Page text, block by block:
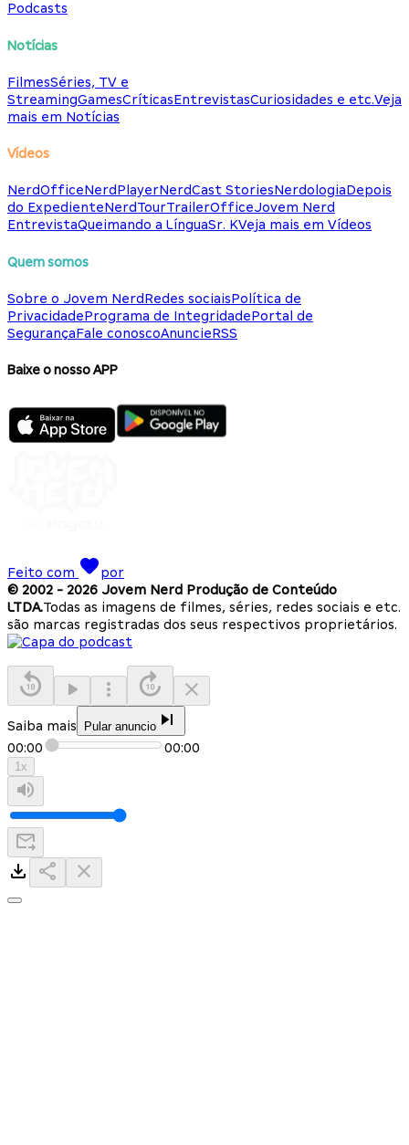
Podcasts
Notícias
FilmesSéries, TV e
StreamingGamesCríticasEntrevistasCuriosidades e etc.Veja
mais em Notícias
Vídeos
NerdOfficeNerdPlayerNerdCast StoriesNerdologiaDepois
do ExpedienteNerdTourTrailerOfficeJovem Nerd
EntrevistaQueimando a LínguaSr. KVeja mais em Vídeos
Quem somos
Sobre o Jovem NerdRedes sociaisPolítica de
PrivacidadePrograma de IntegridadePortal de
SegurançaFale conoscoAnuncieRSS
Baixe o nosso APP
Feito com
por
© 2002 - 2026 Jovem Nerd Produção de Conteúdo
LTDA.Todas as imagens de filmes, séries, redes sociais e etc.
são marcas registradas dos seus respectivos proprietários.
Saiba mais Pular anuncio
00:00 00:00
1x